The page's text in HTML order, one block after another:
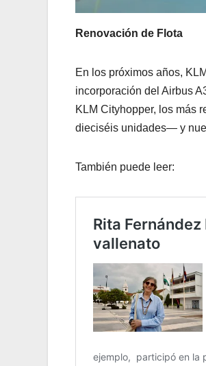
Renovación de Flota
En los próximos años,
incorporación del Airbus
KLM Cityhopper, los más
dieciséis unidades— y
También puede leer: